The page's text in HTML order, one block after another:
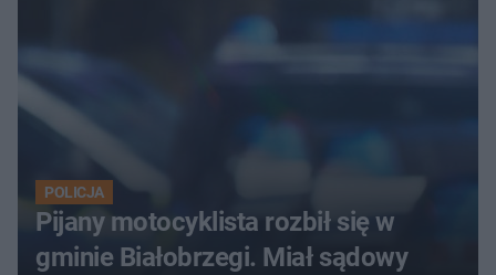
POLICJA
Pijany motocyklista rozbił się w
gminie Białobrzegi. Miał sądowy